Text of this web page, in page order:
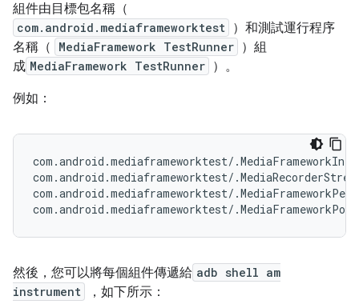
組件由目標包名稱（
com.android.mediaframeworktest ）和測試運行程序
名稱（
MediaFramework TestRunner ）組
成 MediaFramework TestRunner ）。
例如：
com.android.mediaframeworktest/
com.android.mediaframeworktest/
com.android.mediaframeworktest/
然後，您可以將每個組件傳遞給 adb shell am
instrument
，如下所示：